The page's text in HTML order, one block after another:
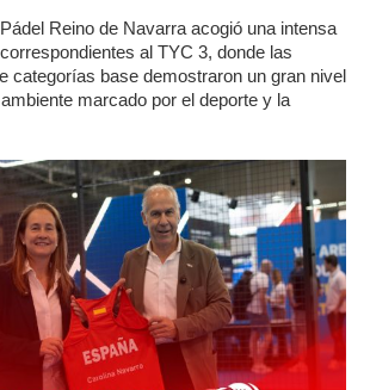
Reino de Navarra acogió una intensa
al TYC 3, donde las
categorías base demostraron un gran nivel
marcado por el deporte y la